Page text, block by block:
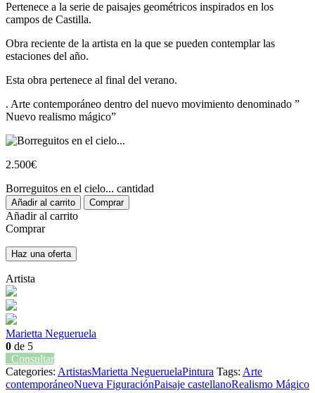
Pertenece a la serie de paisajes geométricos inspirados en los
campos de Castilla.
Obra reciente de la artista en la que se pueden contemplar las
estaciones del año.
Esta obra pertenece al final del verano.
. Arte contemporáneo dentro del nuevo movimiento denominado ”
Nuevo realismo mágico”
2.500€
Borreguitos en el cielo... cantidad
Añadir al carrito Comprar
Añadir al carrito
Comprar
Haz una oferta
Artista
Marietta Negueruela
0 de 5
Consultar
Categories: ArtistasMarietta NegueruelaPintura Tags: Arte
contemporáneoNueva FiguraciónPaisaje castellanoRealismo Mágico